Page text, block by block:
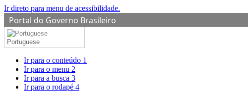
Ir direto para menu de acessibilidade.
Portal do Governo Brasileiro
Portuguese
Ir para o conteúdo 1
Ir para o menu 2
Ir para a busca 3
Ir para o rodapé 4